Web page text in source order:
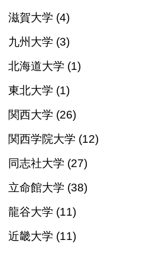
滋賀大学 (4)
九州大学 (3)
北海道大学 (1)
東北大学 (1)
関西大学 (26)
関西学院大学 (12)
同志社大学 (27)
立命館大学 (38)
龍谷大学 (11)
近畿大学 (11)